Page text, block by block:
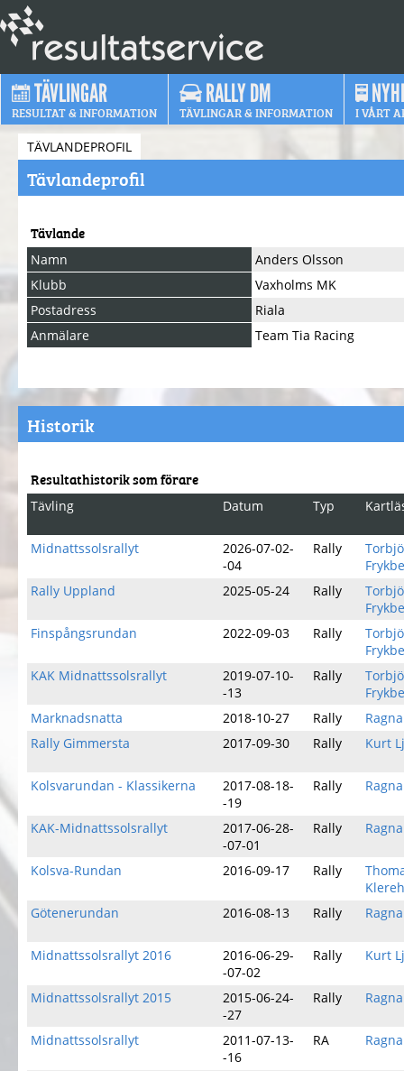
TÄVLINGAR
RESULTAT & INFORMATION
RALLY DM
TÄVLINGAR & INFORMATION I VÅRT
TÄVLANDEPROFIL
Tävlandeprofil
Tävlande
Namn
Anders Olsson
Klubb
Vaxholms MK
Postadress
Riala
Anmälare
Team Tia Racing
Historik
Resultathistorik som förare
Tävling Datum Typ
Midnattssolsrallyt
2026-07-02-
-04
Rally
Rally Uppland
2025-05-24 Rally
Finspångsrundan
2022-09-03 Rally
KAK Midnattssolsrallyt
2019-07-10-
-13
Rally
Marknadsnatta
2018-10-27 Rally
Rally Gimmersta
2017-09-30 Rally Kurt
Kolsvarundan - Klassikerna
2017-08-18-
-19
Rally
KAK-Midnattssolsrallyt
2017-06-28-
-07-01
Rally
Kolsva-Rundan 2016-09-17 Rally
Götenerundan
2016-08-13 Rally
Midnattssolsrallyt 2016
2016-06-29-
-07-02
Rally Kurt
Midnattssolsrallyt 2015
2015-06-24-
-27
Rally
Midnattssolsrallyt
2011-07-13-
-16
RA